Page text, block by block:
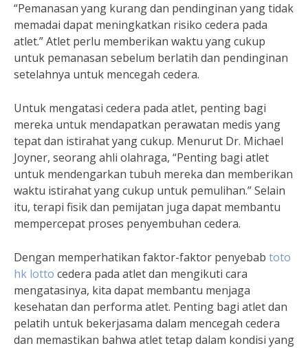
“Pemanasan yang kurang dan pendinginan yang tidak
memadai dapat meningkatkan risiko cedera pada
atlet.” Atlet perlu memberikan waktu yang cukup
untuk pemanasan sebelum berlatih dan pendinginan
setelahnya untuk mencegah cedera.
Untuk mengatasi cedera pada atlet, penting bagi
mereka untuk mendapatkan perawatan medis yang
tepat dan istirahat yang cukup. Menurut Dr. Michael
Joyner, seorang ahli olahraga, “Penting bagi atlet
untuk mendengarkan tubuh mereka dan memberikan
waktu istirahat yang cukup untuk pemulihan.” Selain
itu, terapi fisik dan pemijatan juga dapat membantu
mempercepat proses penyembuhan cedera.
Dengan memperhatikan faktor-faktor penyebab toto
hk lotto cedera pada atlet dan mengikuti cara
mengatasinya, kita dapat membantu menjaga
kesehatan dan performa atlet. Penting bagi atlet dan
pelatih untuk bekerjasama dalam mencegah cedera
dan memastikan bahwa atlet tetap dalam kondisi yang